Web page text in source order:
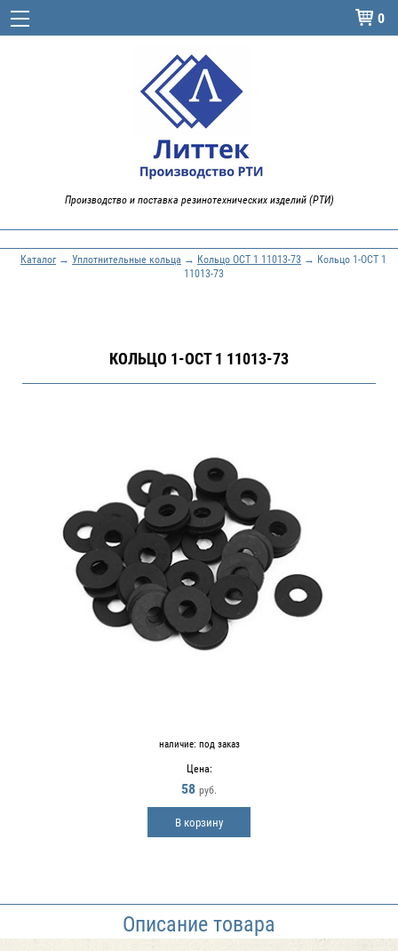
 0
Производство и поставка резинотехнических изделий (РТИ)
Каталог→ Уплотнительные кольца → Кольцо ОСТ 1 11013-73 → Кольцо 1-ОСТ 1
11013-73
КОЛЬЦО 1-ОСТ 1 11013-73
наличие: под заказ
Цена:
58 руб.
В корзину
Описание товара